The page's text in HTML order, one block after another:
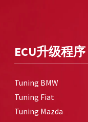
ECU升级程序
Tuning BMW
Tuning Fiat
Tuning Mazda